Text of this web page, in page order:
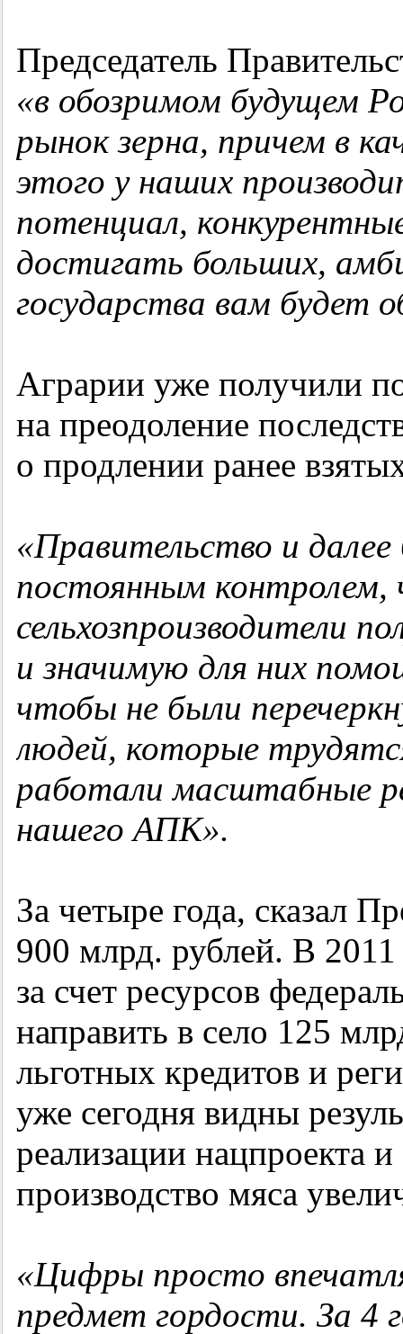
Председатель
«в обозримом будущем
рынок зерна, причем в
этого у наших
потенциал,
достигать больших,
государства вам будет
Аграрии уже получили
на преодоление
о продлении ранее
«Правительство и
постоянным контролем,
сельхозпроизводители
и значимую для них
чтобы не были
людей, которые
работали масштабные
нашего АПК».
За четыре года, сказал
900 млрд. рублей. В
за счет ресурсов
направить в село 125
льготных кредитов и
уже сегодня видны
реализации нацпроекта
производство мяса
«Цифры просто
предмет гордости. За 4